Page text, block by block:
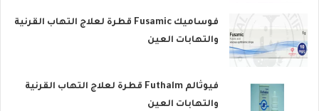
فوساميك Fusamic قطرة لعلاج التهاب القرنية
والتهابات العين
فيوثالم Futhalm قطرة لعلاج التهاب القرنية
والتهابات العين